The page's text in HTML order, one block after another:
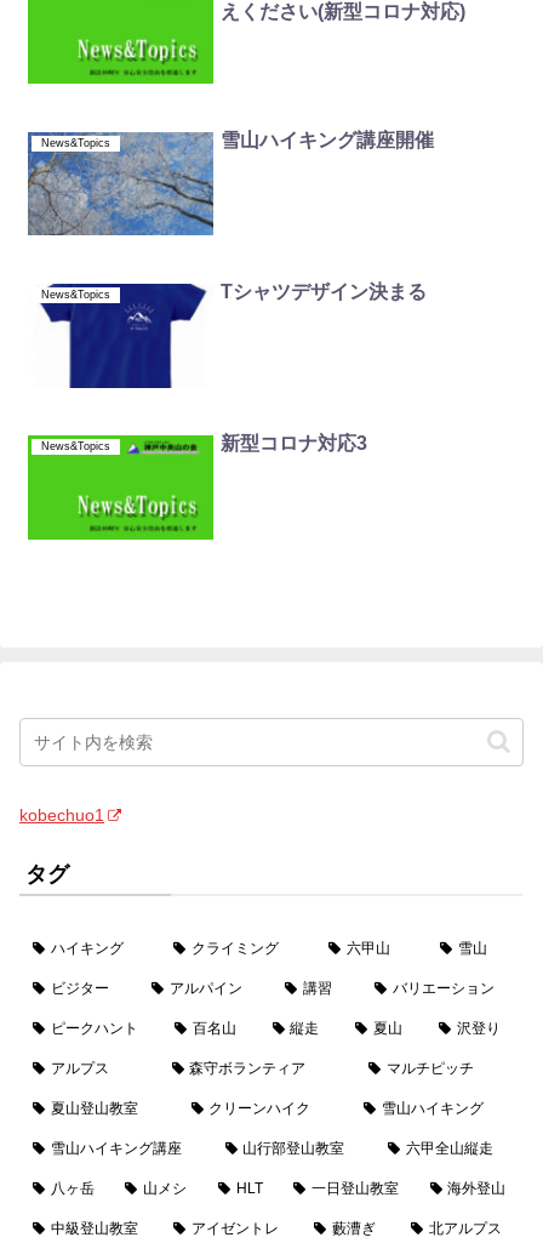
えください(新型コロナ対応)
News&Topics 雪山ハイキング講座開催
News&Topics Tシャツデザイン決まる
News&Topics 新型コロナ対応3
kobechuo1
タグ
ハイキング クライミング 六甲山 雪山
ビジター アルパイン 講習 バリエーション
ピークハント 百名山 縦走 夏山 沢登り
アルプス 森守ボランティア マルチピッチ
夏山登山教室 クリーンハイク 雪山ハイキング
雪山ハイキング講座 山行部登山教室 六甲全山縦走
八ヶ岳 山メシ HLT 一日登山教室 海外登山
中級登山教室 アイゼントレ 藪漕ぎ 北アルプス